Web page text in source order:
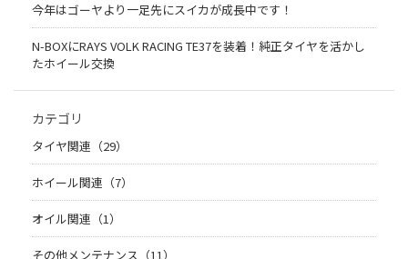
今年はゴーヤより一足先にスイカが成長中です！
N-BOXにRAYS VOLK RACING TE37を装着！純正タイヤを活かし
たホイール交換
カテゴリ
タイヤ関連（29）
ホイール関連（7）
オイル関連（1）
その他メンテナンス（11）